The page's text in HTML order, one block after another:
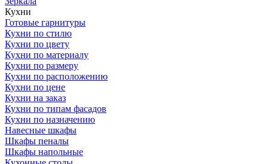
Кухни
Готовые гарнитуры
Кухни по стилю
Кухни по цвету
Кухни по материалу
Кухни по размеру
Кухни по расположению
Кухни по цене
Кухни на заказ
Кухни по типам фасадов
Кухни по назначению
Навесные шкафы
Шкафы пеналы
Шкафы напольные